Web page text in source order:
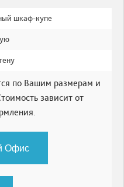
шкаф-купе
по Вашим размерам и
зависит от
Офис